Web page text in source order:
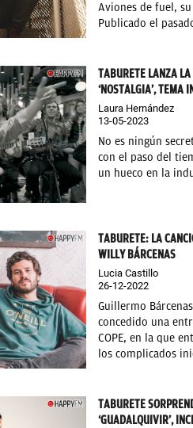
Aviones de fuel,
Publicado el
TABURETE LANZA
‘NOSTALGIA’, TEMA
Laura Hernández
13-05-2023
No es ningún
con el paso del
un hueco en la
TABURETE: LA
WILLY BÁRCENAS
Lucia Castillo
26-12-2022
Guillermo
concedido una
COPE, en la que
los complicados
TABURETE
‘GUADALQUIVIR’,